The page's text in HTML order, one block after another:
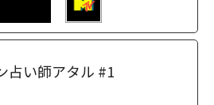
占い師アタル #1